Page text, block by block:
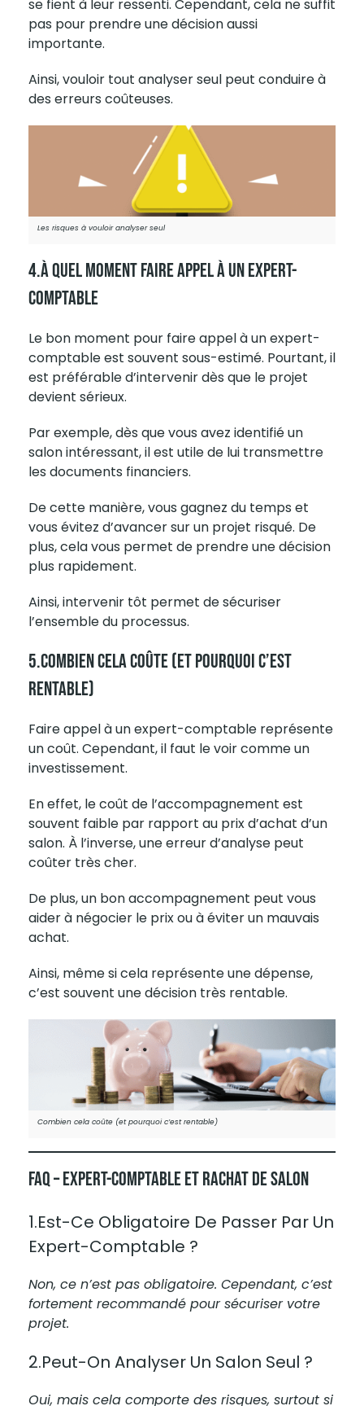
se fient à leur ressenti. Cependant, cela ne suffit
pas pour prendre une décision aussi
importante.
Ainsi, vouloir tout analyser seul peut conduire à
des erreurs coûteuses.
Les risques à vouloir analyser seul
4.À Quel Moment Faire Appel À Un Expert-
Comptable
Le bon moment pour faire appel à unexpert-
comptableest souvent sous-estimé. Pourtant, il
est préférable d’intervenir dès que le projet
devient sérieux.
Par exemple, dès que vous avez identifié un
salon intéressant, il est utile de lui transmettre
les documents financiers.
De cette manière, vous gagnez du temps et
vous évitez d’avancer sur un projet risqué. De
plus, cela vous permet de prendre une décision
plus rapidement.
Ainsi, intervenir tôt permet de sécuriser
l’ensemble du processus.
5.Combien Cela Coûte (et Pourquoi C’est
Rentable)
Faire appel à unexpert-comptable représente
un coût. Cependant, il faut le voir comme un
investissement.
En effet, le coût de l’accompagnement est
souvent faible par rapport au prix d’achat d’un
salon. À l’inverse, une erreur d’analyse peut
coûter très cher.
De plus, un bon accompagnement peut vous
aider à négocier le prix ou à éviter un mauvais
achat.
Ainsi, même si cela représente une dépense,
c’est souvent une décision très rentable.
Combien cela coûte (et pourquoi c’est rentable)
FAQ – Expert-Comptable Et Rachat De Salon
1.Est-Ce Obligatoire De Passer Par Un
Expert-Comptable ?
Non, ce n’est pas obligatoire. Cependant, c’est
fortement recommandé pour sécuriser votre
projet.
2.Peut-On Analyser Un Salon Seul ?
Oui, mais cela comporte des risques, surtout si